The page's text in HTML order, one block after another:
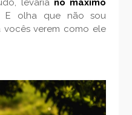
levaria no máximo
E olha que não sou
vocês verem como ele